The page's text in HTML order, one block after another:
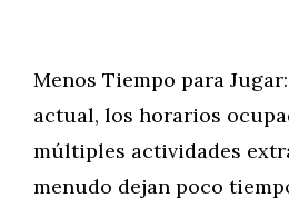
Menos Tiempo para
actual, los horarios
múltiples actividades
menudo dejan poco